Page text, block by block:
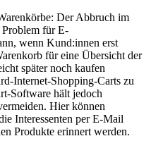
Der Abbruch im
für E-
wenn Kund:innen erst
für eine Übersicht der
später noch kaufen
Internet-Shopping-Carts zu
Software hält jedoch
Hier können
Interessenten per E-Mail
Produkte erinnert werden.